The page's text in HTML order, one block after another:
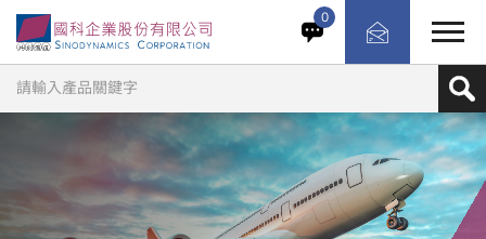
MTS Criterion 靜態測試系統 為高性能機電式與油壓式材料
試驗解決方案，最大出力範圍從 1 至 600 kN（220 至
132,000 lbf），搭載高速度、低振動驅動器與整合式閉迴
路控制技術，確保整體試驗過程具備極高保真度與準確性。
系統通過驗證、操作簡便，並可搭配多樣試驗配件與軟體功
0